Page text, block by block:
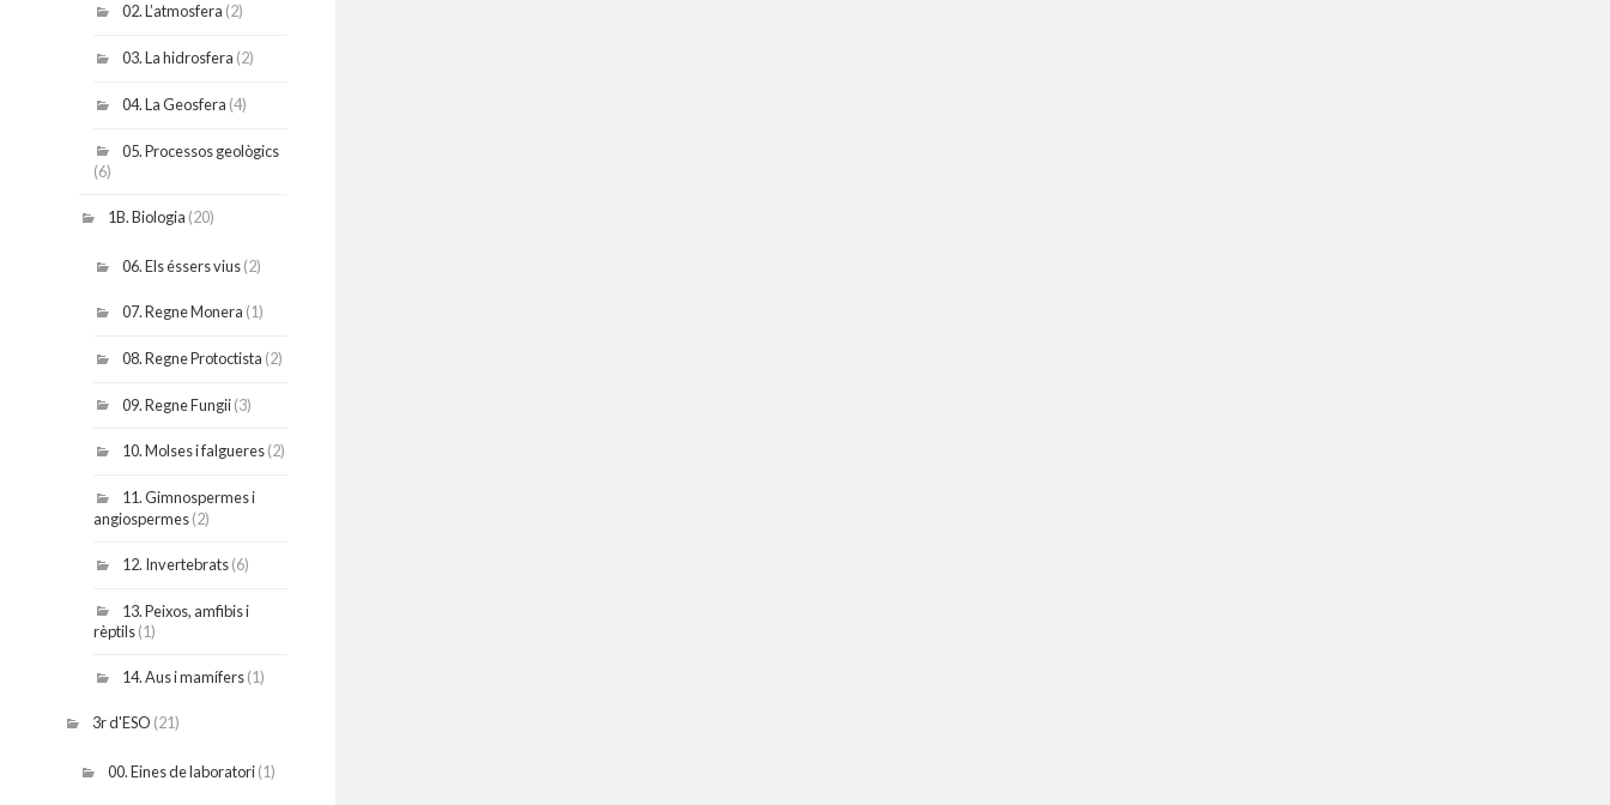
02. L’atmosfera (2)
03. La hidrosfera (2)
04. La Geosfera (4)
05. Processos geològics
(6)
1B. Biologia (20)
06. Els éssers vius(2)
07. Regne Monera (1)
08. Regne Protoctista (2)
09. Regne Fungii(3)
10. Molses i falgueres(2)
11. Gimnospermes i
angiospermes(2)
12. Invertebrats(6)
13. Peixos, amfibis i
rèptils(1)
14. Aus i mamífers(1)
3r d'ESO (21)
00. Eines de laboratori(1)